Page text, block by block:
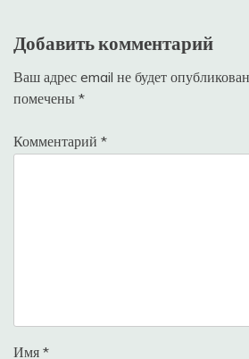
Добавить комментарий
Ваш адрес email не будет опубликован.
помечены *
Комментарий *
Имя *